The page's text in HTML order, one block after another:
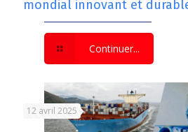
mondial innovant et
Continuer...
12 avril 2025